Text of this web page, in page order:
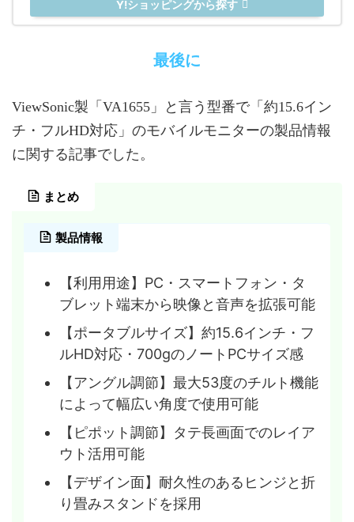
Y!ショッピングから探す
最後に
ViewSonic製「VA1655」と言う型番で「約15.6イン
チ・フルHD対応」のモバイルモニターの製品情報
に関する記事でした。
まとめ
製品情報
【利用用途】PC・スマートフォン・タ
ブレット端末から映像と音声を拡張可能
【ポータブルサイズ】約15.6インチ・フ
ルHD対応・700gのノートPCサイズ感
【アングル調節】最大53度のチルト機能
によって幅広い角度で使用可能
【ピポット調節】タテ長画面でのレイア
ウト活用可能
【デザイン面】耐久性のあるヒンジと折
り畳みスタンドを採用